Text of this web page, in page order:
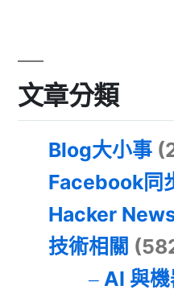
文章分類
Blog大小事
Facebook同
Hacker
技術相關
AI 與